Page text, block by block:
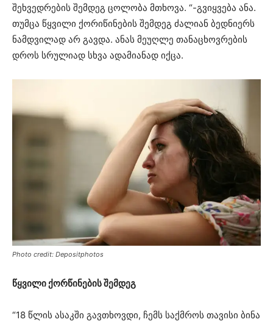
შეხვედრების შემდეგ ცოლობა მთხოვა. “-გვიყვება ანა.
თუმცა წყვილი ქორიწინების შემდეგ ძალიან ბედნიერს
ნამდვილად არ გავდა. ანას მეუღლე თანაცხოვრების
დროს სრულიად სხვა ადამიანად იქცა.
Photo credit: Depositphotos
წყვილი ქორწინების შემდეგ
“18 წლის ასაკში გავთხოვდი, ჩემს საქმროს თავისი ბინა